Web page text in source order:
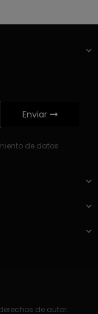
Enviar
de datos
de autor.